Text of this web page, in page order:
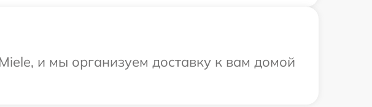
и мы организуем доставку к вам домой